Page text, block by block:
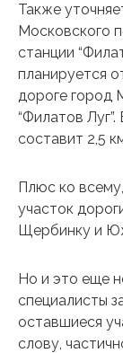
Также
Московского
станции
планируется
дороге город
“Филатов
составит 2,5
Плюс ко
участок
Щербинку и
Но и это еще
специалисты
оставшиеся
слову,